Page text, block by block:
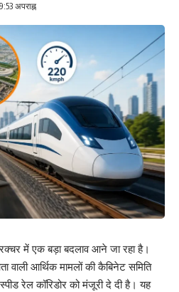
अपराह्न
में एक बड़ा बदलाव आने जा रहा है।
वाली आर्थिक मामलों की कैबिनेट समिति
रेल कॉरिडोर को मंजूरी दे दी है। यह